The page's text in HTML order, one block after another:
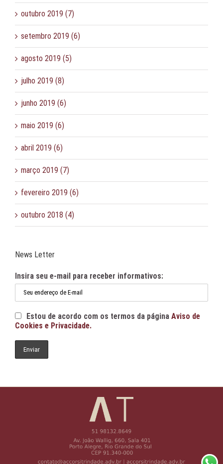
outubro 2019 (7)
setembro 2019 (6)
agosto 2019 (5)
julho 2019 (8)
junho 2019 (6)
maio 2019 (6)
abril 2019 (6)
março 2019 (7)
fevereiro 2019 (6)
outubro 2018 (4)
News Letter
Insira seu e-mail para receber informativos:
Estou de acordo com os termos da página Aviso de
Cookies e Privacidade.